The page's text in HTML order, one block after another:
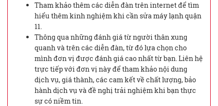
Tham khảo thêm các diễn đàn trên internet để tìm
hiểu thêm kinh nghiệm khi cần sửa máy lạnh quận
11.
Thông qua những đánh giá từ người thân xung
quanh và trên các diễn đàn, từ đó lựa chọn cho
mình đơn vị được đánh giá cao nhất từ bạn. Liên hệ
trực tiếp với đơn vị này để tham khảo nội dung
dịch vụ, giá thành, các cam kết về chất lượng, bảo
hành dịch vụ và đề nghị trải nghiệm khi bạn thực
sự có niềm tin.